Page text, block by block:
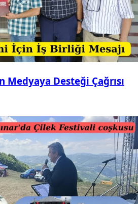
Medyaya Desteği Çağrısı